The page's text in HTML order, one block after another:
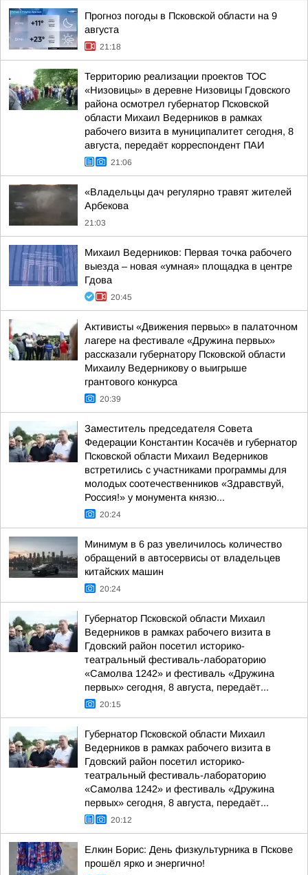
Прогноз погоды в Псковской области на 9
августа
21:18
Территорию реализации проектов ТОС
«Низовицы» в деревне Низовицы Гдовского
района осмотрел губернатор Псковской
области Михаил Ведерников в рамках
рабочего визита в муниципалитет сегодня, 8
августа, передаёт корреспондент ПАИ
21:06
«Владельцы дач регулярно травят жителей
Арбекова
21:03
Михаил Ведерников: Первая точка рабочего
выезда – новая «умная» площадка в центре
Гдова
20:45
Активисты «Движения первых» в палаточном
лагере на фестивале «Дружина первых»
рассказали губернатору Псковской области
Михаилу Ведерникову о выигрыше
грантового конкурса
20:39
Заместитель председателя Совета
Федерации Константин Косачёв и губернатор
Псковской области Михаил Ведерников
встретились с участниками программы для
молодых соотечественников «Здравствуй,
Россия!» у монумента князю...
20:24
Минимум в 6 раз увеличилось количество
обращений в автосервисы от владельцев
китайских машин
20:24
Губернатор Псковской области Михаил
Ведерников в рамках рабочего визита в
Гдовский район посетил историко-
театральный фестиваль-лабораторию
«Самолва 1242» и фестиваль «Дружина
первых» сегодня, 8 августа, передаёт...
20:15
Губернатор Псковской области Михаил
Ведерников в рамках рабочего визита в
Гдовский район посетил историко-
театральный фестиваль-лабораторию
«Самолва 1242» и фестиваль «Дружина
первых» сегодня, 8 августа, передаёт...
20:12
Елкин Борис: День физкультурника в Пскове
прошёл ярко и энергично!